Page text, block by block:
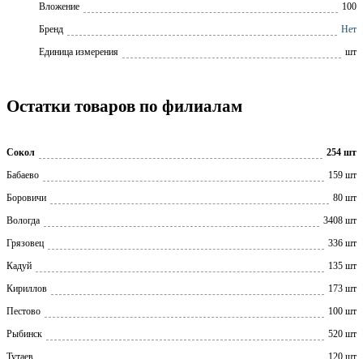
Вложение
100
Бренд
Нет
Единица измерения
шт
Остатки товаров по филиалам
Сокол
254 шт
Бабаево
159 шт
Боровичи
80 шт
Вологда
3408 шт
Грязовец
336 шт
Кадуй
135 шт
Кириллов
173 шт
Пестово
100 шт
Рыбинск
520 шт
Тутаев
120 шт